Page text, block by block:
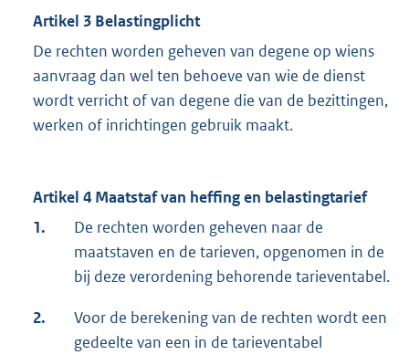
Artikel 3 Belastingplicht
De rechten worden geheven van degene op wiens
aanvraag dan wel ten behoeve van wie de dienst
wordt verricht of van degene die van de bezittingen,
werken of inrichtingen gebruik maakt.
Artikel 4 Maatstaf van heffing en belastingtarief
1.
De rechten worden geheven naar de
maatstaven en de tarieven, opgenomen in de
bij deze verordening behorende tarieventabel.
2.
Voor de berekening van de rechten wordt een
gedeelte van een in de tarieventabel